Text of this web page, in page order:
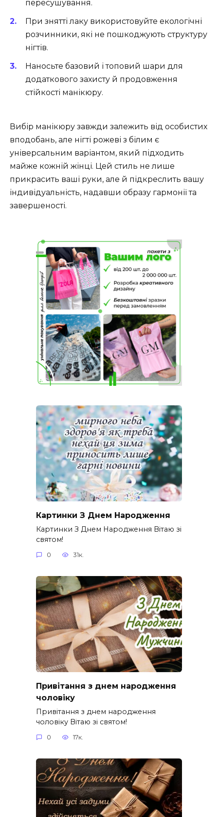
пересушування.
При знятті лаку використовуйте екологічні
розчинники, які не пошкоджують структуру
нігтів.
Наносьте базовий і топовий шари для
додаткового захисту й продовження
стійкості манікюру.
Вибір манікюру завжди залежить від особистих
вподобань, але нігті рожеві з білим є
універсальним варіантом, який підходить
майже кожній жінці. Цей стиль не лише
прикрасить ваші руки, але й підкреслить вашу
індивідуальність, надавши образу гармонії та
завершеності.
Картинки З Днем Народження
Картинки З Днем Народження Вітаю зі
святом!
0 31к.
Привітання з днем народження
чоловіку
Привітання з днем народження
чоловіку Вітаю зі святом!
0 17к.